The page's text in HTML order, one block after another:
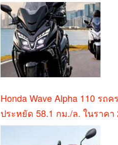
Honda Wave Alpha 110 รถค
ประหยัด 58.1 กม./ล. ในราคา
บาท